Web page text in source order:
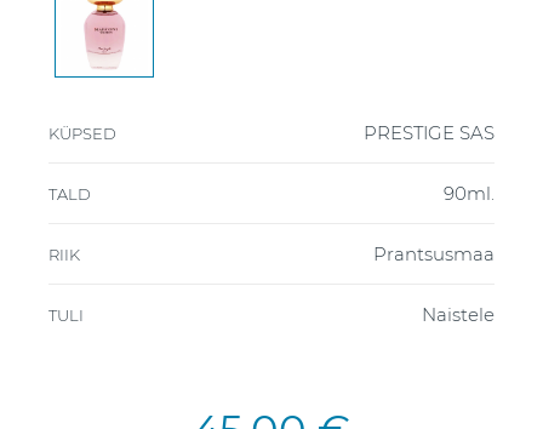
KÜPSED PRESTIGE SAS
TALD 90ml.
RIIK Prantsusmaa
TULI Naistele